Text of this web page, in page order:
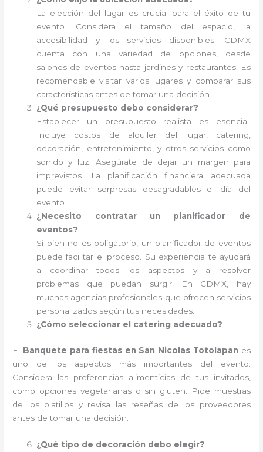
La elección del lugar es crucial para el éxito de tu
evento. Considera el tamaño del espacio, la
accesibilidad y los servicios disponibles. CDMX
cuenta con una variedad de opciones, desde
salones de eventos hasta jardines y restaurantes. Es
recomendable visitar varios lugares y comparar sus
características antes de tomar una decisión.
¿Qué presupuesto debo considerar?
Establecer un presupuesto realista es esencial.
Incluye costos de alquiler del lugar, catering,
decoración, entretenimiento, y otros servicios como
sonido y luz. Asegúrate de dejar un margen para
imprevistos. La planificación financiera adecuada
puede evitar sorpresas desagradables el día del
evento.
¿Necesito contratar un planificador de
eventos?
Si bien no es obligatorio, un planificador de eventos
puede facilitar el proceso. Su experiencia te ayudará
a coordinar todos los aspectos y a resolver
problemas que puedan surgir. En CDMX, hay
muchas agencias profesionales que ofrecen servicios
personalizados según tus necesidades.
¿Cómo seleccionar el catering adecuado?
El Banquete para fiestas en San Nicolas Totolapan es
uno de los aspectos más importantes del evento.
Considera las preferencias alimenticias de tus invitados,
como opciones vegetarianas o sin gluten. Pide muestras
de los platillos y revisa las reseñas de los proveedores
antes de tomar una decisión.
¿Qué tipo de decoración debo elegir?